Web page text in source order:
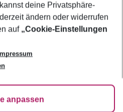
deine Privatsphäre-
ändern oder widerrufen
auf „Cookie-Einstellungen
anpassen